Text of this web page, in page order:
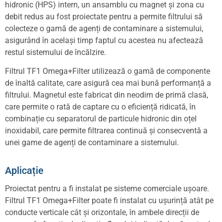
hidronic (HPS) intern, un ansamblu cu magnet și zona cu
debit redus au fost proiectate pentru a permite filtrului să
colecteze o gamă de agenți de contaminare a sistemului,
asigurând în același timp faptul cu acestea nu afectează
restul sistemului de încălzire.
Filtrul TF1 Omega+Filter utilizează o gamă de componente
de înaltă calitate, care asigură cea mai bună performanță a
filtrului. Magnetul este fabricat din neodim de primă clasă,
care permite o rată de captare cu o eficiență ridicată, în
combinație cu separatorul de particule hidronic din oțel
inoxidabil, care permite filtrarea continuă și consecventă a
unei game de agenți de contaminare a sistemului.
Aplicație
Proiectat pentru a fi instalat pe sisteme comerciale ușoare.
Filtrul TF1 Omega+Filter poate fi instalat cu ușurință atât pe
conducte verticale cât și orizontale, în ambele direcții de